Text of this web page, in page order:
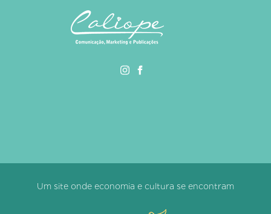
Um site onde economia e cultura se encontram